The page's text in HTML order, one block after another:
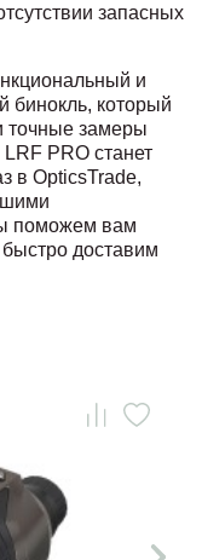
запасных
и
бинокль, который
точные замеры
PRO станет
в OpticsTrade,
поможем вам
доставим